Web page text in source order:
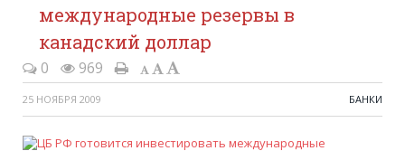
международные резервы в
канадский доллар
0 969
25 НОЯБРЯ 2009 БАНКИ